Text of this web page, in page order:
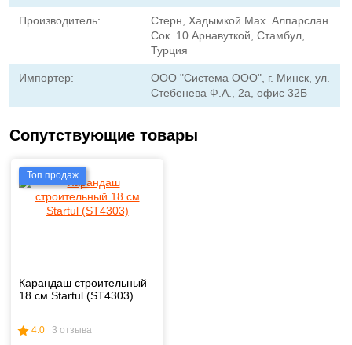
Производитель:
Стерн, Хадымкой Мах. Алпарслан
Сок. 10 Арнавуткой, Стамбул,
Турция
Импортер:
ООО "Система ООО", г. Минск, ул.
Стебенева Ф.А., 2а, офис 32Б
Сопутствующие товары
Топ продаж
Карандаш строительный
18 см Startul (ST4303)
4.0 3 отзыва